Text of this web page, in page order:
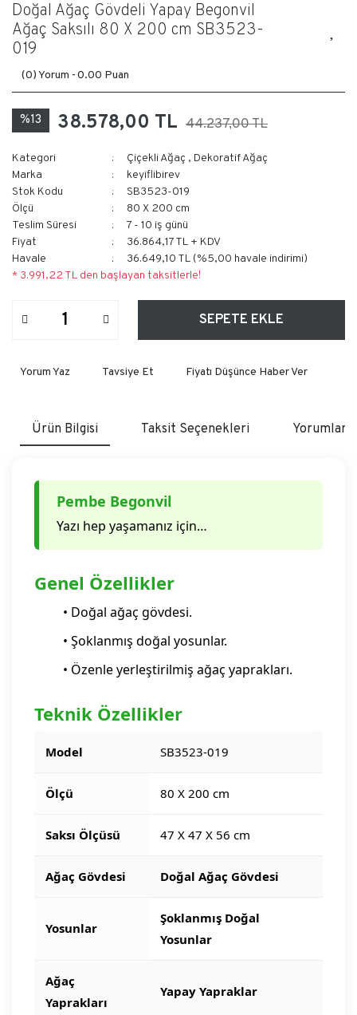
Doğal Ağaç Gövdeli Yapay Begonvil
Ağaç Saksılı 80 X 200 cm SB3523-
019
(0) Yorum -0.00 Puan
%13 38.578,00 TL 44.237,00 TL
Kategori Çiçekli Ağaç , Dekoratif Ağaç
Marka
keyiflibirev
Stok Kodu
SB3523-019
Ölçü
80 X 200 cm
Teslim Süresi
7 - 10 iş günü
Fiyat
36.864,17 TL + KDV
Havale
36.649,10 TL (%5,00 havale indirimi)
* 3.991,22 TL den başlayan taksitlerle!
SEPETE EKLE
Yorum Yaz Tavsiye Et Fiyatı Düşünce Haber Ver
Ürün Bilgisi Taksit Seçenekleri Yorumlar
Pembe Begonvil
Yazı hep yaşamanız için…
Genel Özellikler
• Doğal ağaç gövdesi.
• Şoklanmış doğal yosunlar.
• Özenle yerleştirilmiş ağaç yaprakları.
Teknik Özellikler
Model SB3523-019
Ölçü 80 X 200 cm
Saksı Ölçüsü 47 X 47 X 56 cm
Ağaç Gövdesi Doğal Ağaç Gövdesi
Yosunlar
Şoklanmış Doğal
Yosunlar
Ağaç
Yaprakları
Yapay Yapraklar